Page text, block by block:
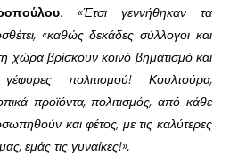
«Έτσι γεννήθηκαν τα
«καθώς δεκάδες σύλλογοι και
χώρα βρίσκουν κοινό βηματισμό και
πολιτισμού! Κουλτούρα,
προϊόντα, πολιτισμός, από κάθε
και φέτος, με τις καλύτερες
εμάς τις γυναίκες!».